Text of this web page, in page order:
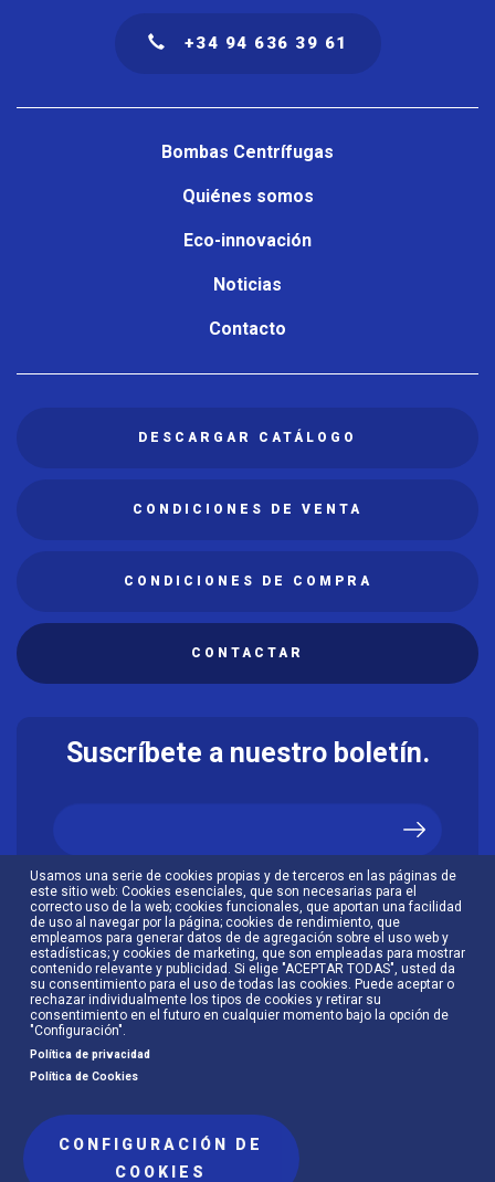
Usamos una serie de cookies propias y de terceros en las páginas de
este sitio web: Cookies esenciales, que son necesarias para el
correcto uso de la web; cookies funcionales, que aportan una facilidad
de uso al navegar por la página; cookies de rendimiento, que
empleamos para generar datos de de agregación sobre el uso web y
estadísticas; y cookies de marketing, que son empleadas para mostrar
contenido relevante y publicidad. Si elige "ACEPTAR TODAS", usted da
su consentimiento para el uso de todas las cookies. Puede aceptar o
rechazar individualmente los tipos de cookies y retirar su
consentimiento en el futuro en cualquier momento bajo la opción de
"Configuración".
Política de privacidad
Política de Cookies
CONFIGURACIÓN DE
COOKIES
+34 94 636 39 61
Bombas Centrífugas
Quiénes somos
Eco-innovación
Noticias
Contacto
DESCARGAR CATÁLOGO
CONDICIONES DE VENTA
CONDICIONES DE COMPRA
CONTACTAR
Suscríbete a nuestro boletín.
Acepto lapolítica de privacidad.